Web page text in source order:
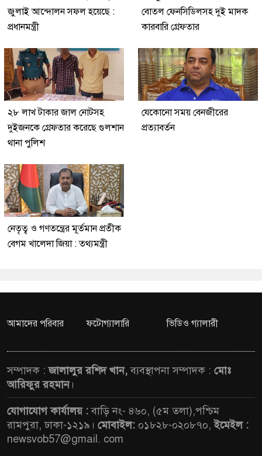
জুলাই আন্দোলন সফল হয়েছে :
প্রধানমন্ত্রী
বোতল ফেনসিডিলসহ দুই মাদক
কারবারি গ্রেফতার
২৮ লাখ টাকার জাল নোটসহ
দুইজনকে গ্রেফতার করেছে গুলশান
থানা পুলিশ
যেকোনো সময় বেনজীরের
প্রত্যাবর্তন
নেতৃত্ব ও গণতন্ত্রের মূর্তমান প্রতীক
বেগম খালেদা জিয়া : তথ্যমন্ত্রী
আমাদের পরিবার ফটোগ্যালারি ভিডিও গ্যালারী
সম্পাদক :জালালুর রশিদ খান,ব্যবস্থাপনা সম্পাদক : মোঃ
আরিফুর রহমান।
যোগাযোগ কার্যালয় :বাড়ি নং- ৪৬০, (৫ম তলা),পশ্চিম
রামপুরা, ঢাকা-১২১৯। মোবাইল: ০১৮২৮-০২০৮৭০,ইমেইল :
newsvob57@gmail. com